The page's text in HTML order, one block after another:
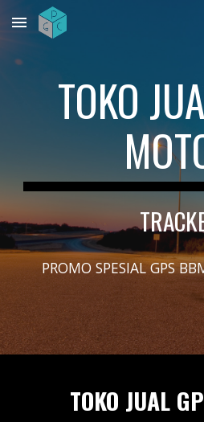
Skip to main content
TOKO
PROMO SPESIAL GPS
TOKO JUAL